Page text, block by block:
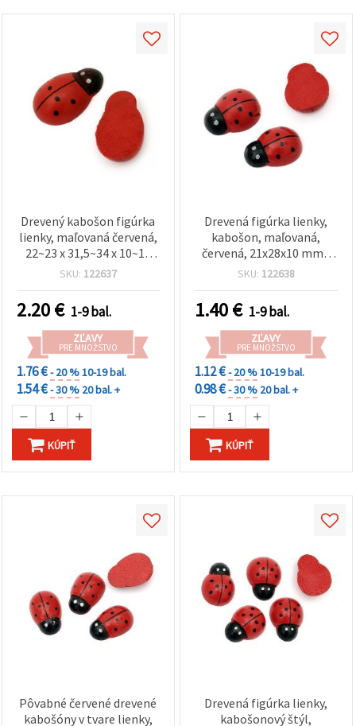
Drevený kabošon figúrka
lienky, maľovaná červená,
22~23 x 31,5~34 x 10~11
mm - 10 ks
SKU: 122637
2.20€ 1-9 bal.
ZĽAVY
PRE MNOŽSTVO
1.76 €- 20 %10-19 bal.
1.54 €- 30 % 20 bal. +
KÚPIŤ
Drevená figúrka lienky,
kabošon, maľovaná,
červená, 21x28x10 mm -
10 ks
SKU: 122638
1.40€ 1-9 bal.
ZĽAVY
PRE MNOŽSTVO
1.12 €- 20 %10-19 bal.
0.98 €- 30 % 20 bal. +
KÚPIŤ
Pôvabné červené drevené
kabošóny v tvare lienky,
Drevená figúrka lienky,
kabošonový štýl,